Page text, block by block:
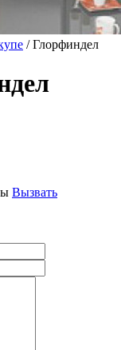
/ Глорфиндел
Вызвать